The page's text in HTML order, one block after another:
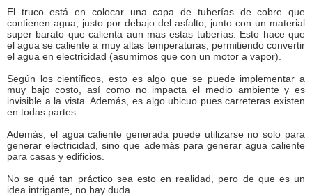
El truco está en colocar una capa de tuberías de cobre que
contienen agua, justo por debajo del asfalto, junto con un material
super barato que calienta aun mas estas tuberías. Esto hace que
el agua se caliente a muy altas temperaturas, permitiendo convertir
el agua en electricidad (asumimos que con un motor a vapor).
Según los científicos, esto es algo que se puede implementar a
muy bajo costo, así como no impacta el medio ambiente y es
invisible a la vista. Además, es algo ubicuo pues carreteras existen
en todas partes.
Además, el agua caliente generada puede utilizarse no solo para
generar electricidad, sino que además para generar agua caliente
para casas y edificios.
No se qué tan práctico sea esto en realidad, pero de que es un
idea intrigante, no hay duda.